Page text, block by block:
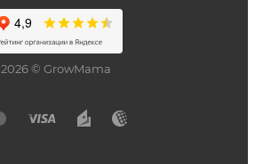
2026 © GrowMama